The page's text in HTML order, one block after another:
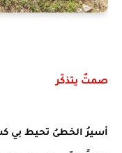
صمتٌ يتذكّر
أسيرُ الخطىُ تحيط بي